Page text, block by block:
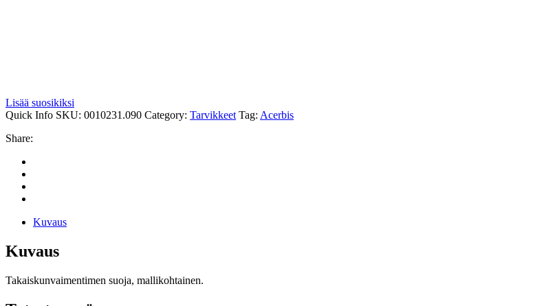
Lisää suosikiksi
Quick Info SKU: 0010231.090 Category: Tarvikkeet Tag: Acerbis
Share:
Kuvaus
Kuvaus
Takaiskunvaimentimen suoja, mallikohtainen.